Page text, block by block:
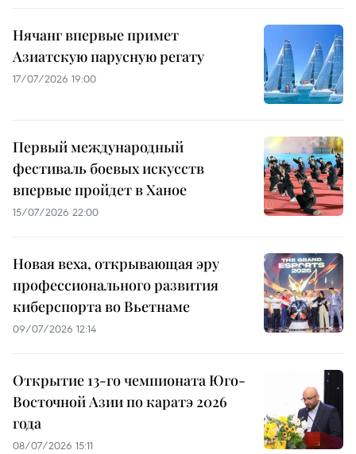
Нячанг впервые примет
Азиатскую парусную регату
17/07/2026 19:00
Первый международный
фестиваль боевых искусств
впервые пройдет в Ханое
15/07/2026 22:00
Новая веха, открывающая эру
профессионального развития
киберспорта во Вьетнаме
09/07/2026 12:14
Открытие 13-го чемпионата Юго-
Восточной Азии по каратэ 2026
года
08/07/2026 15:11